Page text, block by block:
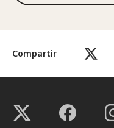
Compartir